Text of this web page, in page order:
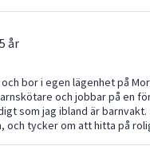
år
bor i egen lägenhet på
och jobbar på en
som jag ibland är barnvakt.
och tycker om att hitta på